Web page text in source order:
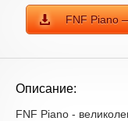
FNF Piano
Описание:
FNF Piano -